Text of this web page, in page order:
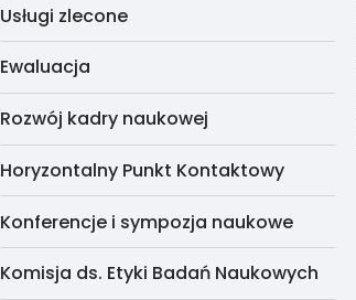
Usługi zlecone
Ewaluacja
Rozwój kadry naukowej
Horyzontalny Punkt Kontaktowy
Konferencje i sympozja naukowe
Komisja ds. Etyki Badań Naukowych